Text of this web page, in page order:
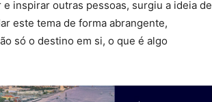
inspirar outras pessoas, surgiu a ideia de
este tema de forma abrangente,
só o destino em si, o que é algo